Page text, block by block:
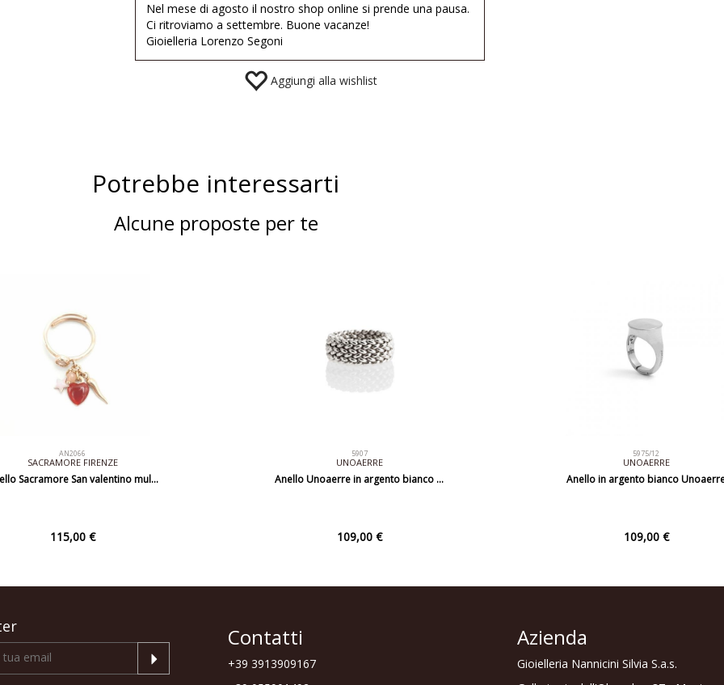
Nel mese di agosto il nostro shop online si prende una pausa.
Ci ritroviamo a settembre. Buone vacanze!
Gioielleria Lorenzo Segoni
Aggiungi alla wishlist
Potrebbe interessarti
Alcune proposte per te
AN2066
SACRAMORE FIRENZE
Sacramore San valentino mul…
115,00 €
5907
UNOAERRE
Anello Unoaerre in argento bianco …
109,00 €
5975/12
UNOAERRE
Anello in argento bianco
109,00 €
Contatti
+39 3913909167
Azienda
Gioielleria Nannicini Silvia S.a.s.